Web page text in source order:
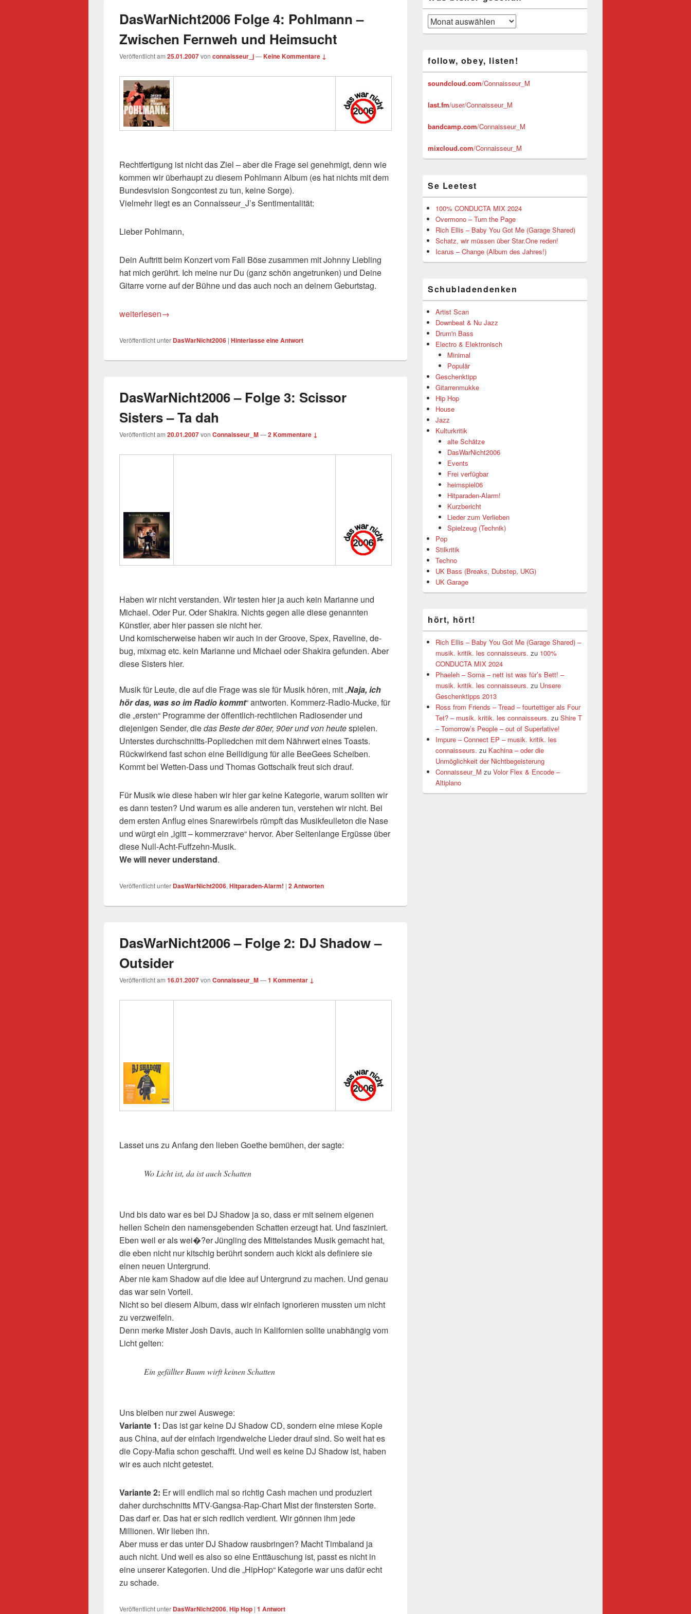
DasWarNicht2006 Folge 4: Pohlmann –
Zwischen Fernweh und Heimsucht
Veröffentlicht am 25.01.2007von connaisseur_j—Keine Kommentare ↓
Rechtfertigung ist nicht das Ziel – aber die Frage sei genehmigt, denn wie
kommen wir überhaupt zu diesem Pohlmann Album (es hat nichts mit dem
Bundesvision Songcontest zu tun, keine Sorge).
Vielmehr liegt es an Connaisseur_J’s Sentimentalität:
Lieber Pohlmann,
Dein Auftritt beim Konzert vom Fall Böse zusammen mit Johnny Liebling
hat mich gerührt. Ich meine nur Du (ganz schön angetrunken) und Deine
Gitarre vorne auf der Bühne und das auch noch an deinem Geburtstag.
DasWarNicht2006 Folge 4: Pohlmann – Zwischen Fernweh und Heimsucht
weiterlesen→
Veröffentlicht unter DasWarNicht2006 | Hinterlasse eine Antwort
DasWarNicht2006 – Folge 3: Scissor
Sisters – Ta dah
Veröffentlicht am 20.01.2007von Connaisseur_M—2 Kommentare ↓
Haben wir nicht verstanden. Wir testen hier ja auch kein Marianne und
Michael. Oder Pur. Oder Shakira. Nichts gegen alle diese genannten
Künstler, aber hier passen sie nicht her.
Und komischerweise haben wir auch in der Groove, Spex, Raveline, de-
bug, mixmag etc. kein Marianne und Michael oder Shakira gefunden. Aber
diese Sisters hier.
Musik für Leute, die auf die Frage was sie für Musik hören, mit „Naja, ich
hör das, was so im Radio kommt“ antworten. Kommerz-Radio-Mucke, für
die „ersten“ Programme der öffentlich-rechtlichen Radiosender und
diejenigen Sender, diedas Beste der 80er, 90er und von heutespielen.
Unterstes durchschnitts-Popliedchen mit dem Nährwert eines Toasts.
Rückwirkend fast schon eine Beilidigung für alle BeeGees Scheiben.
Kommt bei Wetten-Dass und Thomas Gottschalk freut sich drauf.
Für Musik wie diese haben wir hier gar keine Kategorie, warum sollten wir
es dann testen? Und warum es alle anderen tun, verstehen wir nicht. Bei
dem ersten Anflug eines Snarewirbels rümpft das Musikfeulleton die Nase
und würgt ein „igitt – kommerzrave“ hervor. Aber Seitenlange Ergüsse über
diese Null-Acht-Fuffzehn-Musik.
We will never understand.
Veröffentlicht unter DasWarNicht2006, Hitparaden-Alarm! | 2Antworten
DasWarNicht2006 – Folge 2: DJ Shadow –
Outsider
Veröffentlicht am 16.01.2007von Connaisseur_M—1 Kommentar ↓
Lasset uns zu Anfang den lieben Goethe bemühen, der sagte:
Wo Licht ist, da ist auch Schatten
Und bis dato war es bei DJ Shadow ja so, dass er mit seinem eigenen
hellen Schein den namensgebenden Schatten erzeugt hat. Und fasziniert.
Eben weil er als wei�?er Jüngling des Mittelstandes Musik gemacht hat,
die eben nicht nur kitschig berührt sondern auch kickt als definiere sie
einen neuen Untergrund.
Aber nie kam Shadow auf die Idee auf Untergrund zu machen. Und genau
das war sein Vorteil.
Nicht so bei diesem Album, dass wir einfach ignorieren mussten um nicht
zu verzweifeln.
Denn merke Mister Josh Davis, auch in Kalifornien sollte unabhängig vom
Licht gelten:
Ein gefällter Baum wirft keinen Schatten
Uns bleiben nur zwei Auswege:
Variante 1: Das ist gar keine DJ Shadow CD, sondern eine miese Kopie
aus China, auf der einfach irgendwelche Lieder drauf sind. So weit hat es
die Copy-Mafia schon geschafft. Und weil es keine DJ Shadow ist, haben
wir es auch nicht getestet.
Variante 2: Er will endlich mal so richtig Cash machen und produziert
daher durchschnitts MTV-Gangsa-Rap-Chart Mist der finstersten Sorte.
Das darf er. Das hat er sich redlich verdient. Wir gönnen ihm jede
Millionen. Wir lieben ihn.
Aber muss er das unter DJ Shadow rausbringen? Macht Timbaland ja
auch nicht. Und weil es also so eine Enttäuschung ist, passt es nicht in
eine unserer Kategorien. Und die „HipHop“ Kategorie war uns dafür echt
zu schade.
Veröffentlicht unter DasWarNicht2006, Hip Hop | 1 Antwort
Was
bisher
follow, obey, listen!
soundcloud.com/Connaisseur_M
last.fm/user/Connaisseur_M
bandcamp.com/Connaisseur_M
mixcloud.com/Connaisseur_M
Se Leetest
100% CONDUCTA MIX 2024
Overmono – Turn the Page
Rich Ellis – Baby You Got Me (Garage Shared)
Schatz, wir müssen über Star.One reden!
Icarus – Change (Album des Jahres!)
Schubladendenken
Artist Scan
Downbeat & Nu Jazz
Drum'n Bass
Electro & Elektronisch
Minimal
Populär
Geschenktipp
Gitarrenmukke
Hip Hop
House
Jazz
Kulturkritik
alte Schätze
DasWarNicht2006
Events
Frei verfügbar
heimspiel06
Hitparaden-Alarm!
Kurzbericht
Lieder zum Verlieben
Spielzeug (Technik)
Pop
Stilkritik
Techno
UK Bass (Breaks, Dubstep, UKG)
UK Garage
hört, hört!
Rich Ellis – Baby You Got Me (Garage Shared) –
musik. kritik. les connaisseurs. zu 100%
CONDUCTA MIX 2024
Phaeleh – Soma – nett ist was für’s Bett! –
musik. kritik. les connaisseurs. zu Unsere
Geschenktipps 2013
Ross from Friends – Tread – fourtettiger als Four
Tet? – musik. kritik. les connaisseurs. zu Shire T
– Tomorrow’s People – out of Superlative!
Impure – Connect EP – musik. kritik. les
connaisseurs. zu Kachina – oder die
Unmöglichkeit der Nichtbegeisterung
Connaisseur_M zu Volor Flex & Encode –
Altiplano